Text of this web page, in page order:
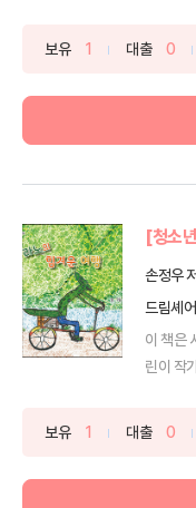
보유 1 대출 0
[청소
손정우 저
드림셰
이 책은
린이 작
보유 1 대출 0